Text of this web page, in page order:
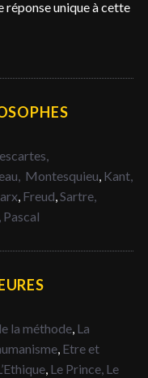
réponse unique à cette
Montesquieu, Kant,
, Freud,Sartre,
Pascal
la méthode, La
, Etre et
, Le Prince, Le